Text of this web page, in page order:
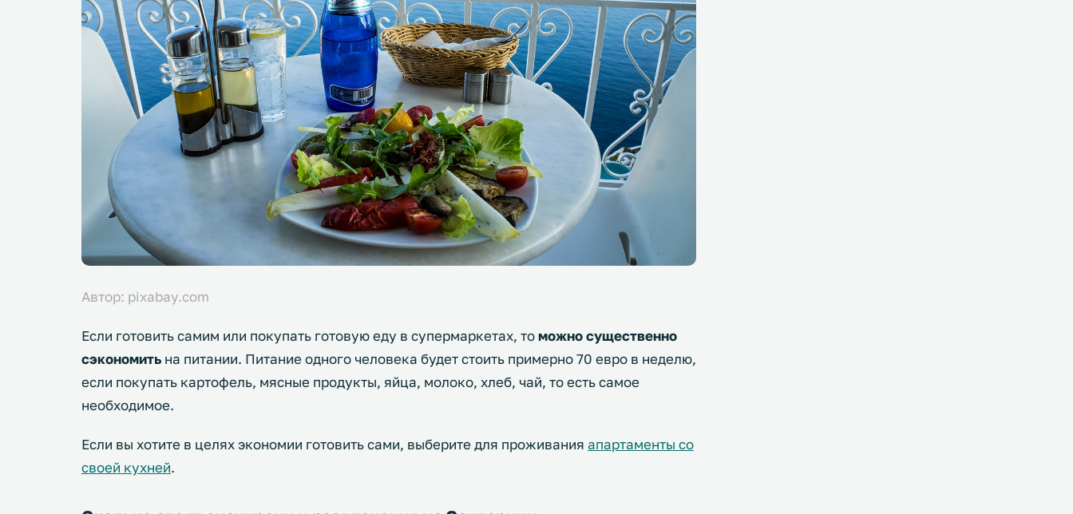
Автор: pixabay.com
Если готовить самим или покупать готовую еду в супермаркетах, томожно существенно
сэкономить на питании. Питание одного человека будет стоить примерно 70 евро в неделю,
если покупать картофель, мясные продукты, яйца, молоко, хлеб, чай, то есть самое
необходимое.
Если вы хотите в целях экономии готовить сами, выберите для проживания апартаменты со
своей кухней.